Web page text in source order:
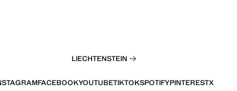
LIECHTENSTEIN
FACEBOOKYOUTUBETIKTOKSPOTIFYPINTERESTX